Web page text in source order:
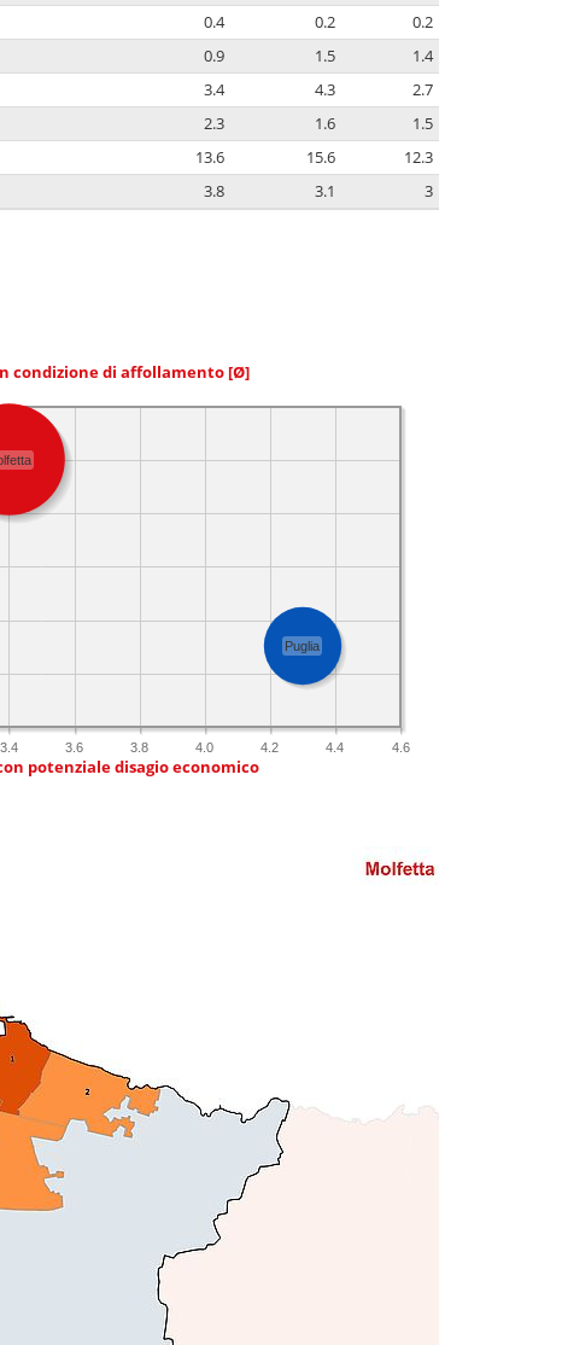
0.4 0.2
0.2
0.9 1.5
1.4
3.4 4.3
2.7
2.3 1.6
1.5
13.6 15.6
12.3
3.8 3.1 3
condizione di affollamento [Ø]
3.4 3.6 3.8 4.0 4.2 4.4 4.6
Puglia
potenziale disagio economico